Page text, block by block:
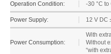
Operation Condition: -30 °C
Power Supply: 12 V DC
Power Consumption:
With
Without
“with